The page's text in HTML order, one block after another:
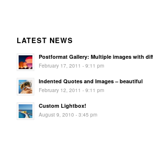
LATEST NEWS
Postformat Gallery: Multiple images with
February 17, 2011 - 9:11 pm
Indented Quotes and Images – beautiful
February 12, 2011 - 9:11 pm
Custom Lightbox!
August 9, 2010 - 3:45 pm